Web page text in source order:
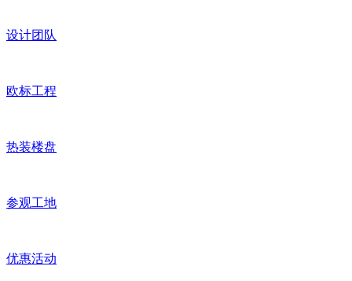
设计团队
欧标工程
热装楼盘
参观工地
优惠活动